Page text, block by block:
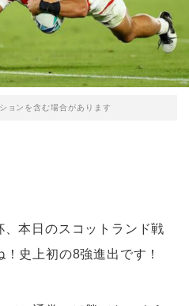
ョンを含む場合があります
本日のスコットランド戦
史上初の8強進出です！